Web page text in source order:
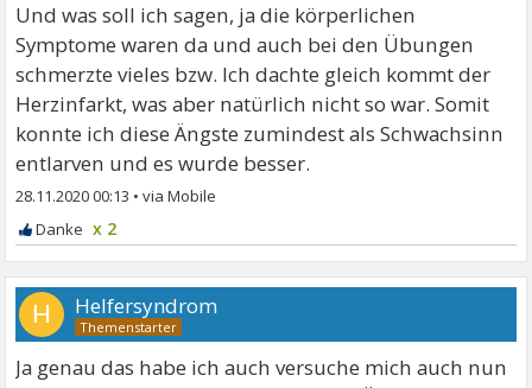
Und was soll ich sagen, ja die körperlichen
Symptome waren da und auch bei den Übungen
schmerzte vieles bzw. Ich dachte gleich kommt der
Herzinfarkt, was aber natürlich nicht so war. Somit
konnte ich diese Ängste zumindest als Schwachsinn
entlarven und es wurde besser.
28.11.2020 00:13 •
x 2
H Helfersyndrom
Ja genau das habe ich auch versuche mich auch nun